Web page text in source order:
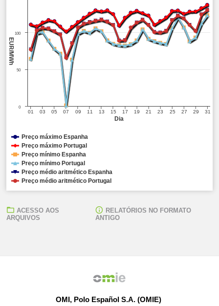
Dia
EUR/MWh
01 03 05 07 09 11 13 15 17 19 21 23 25 27 29 31
0
50
100
Preço máximo Espanha
Preço máximo Portugal
Preço mínimo Espanha
Preço mínimo Portugal
Preço médio aritmético Espanha
Preço médio aritmético Portugal
ACESSO AOS
ARQUIVOS
RELATÓRIOS NO FORMATO
ANTIGO
OMI, Polo Español S.A. (OMIE)